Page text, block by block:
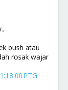
bush atau
rosak wajar
PTG